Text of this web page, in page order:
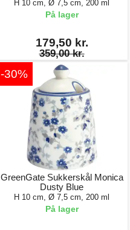
H 10 cm, Ø 7,5 cm, 200 ml
På lager
179,50 kr.
359,00 kr.
-30%
GreenGate Sukkerskål Monica
Dusty Blue
H 10 cm, Ø 7,5 cm, 200 ml
På lager